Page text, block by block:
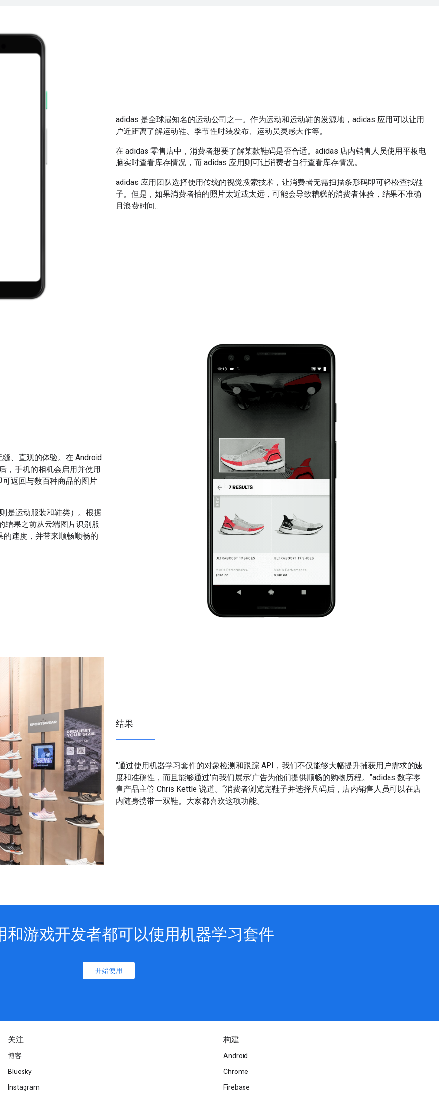
adidas 是全球最知名的运动公司之一。作为运动和运动鞋的发源地，adidas 应用可以让用
户近距离了解运动鞋、季节性时装发布、运动员灵感大作等。
在 adidas 零售店中，消费者想要了解某款鞋码是否合适。adidas 店内销售人员使用平板电
脑实时查看库存情况，而 adidas 应用则可让消费者自行查看库存情况。
adidas 应用团队选择使用传统的视觉搜索技术，让消费者无需扫描条形码即可轻松查找鞋
子。但是，如果消费者拍的照片太近或太远，可能会导致糟糕的消费者体验，结果不准确
且浪费时间。
、直观的体验。在 Android
，手机的相机会启用并使用
返回与数百种商品的图片
是运动服装和鞋类）。根据
结果之前从云端图片识别服
速度，并带来顺畅顺畅的
结果
“通过使用机器学习套件的对象检测和跟踪 API，我们不仅能够大幅提升捕获用户需求的速
度和准确性，而且能够通过‘向我们展示’广告为他们提供顺畅的购物历程。”adidas 数字零
售产品主管 Chris Kettle 说道。“消费者浏览完鞋子并选择尺码后，店内销售人员可以在店
内随身携带一双鞋。大家都喜欢这项功能。
和游戏开发者都可以使用机器学习套件
开始使用
关注
博客
Bluesky
Instagram
构建
Android
Chrome
Firebase